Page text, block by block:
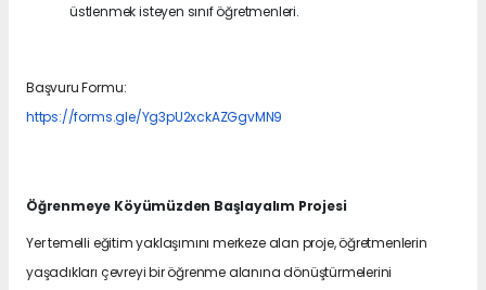
üstlenmek isteyen sınıf öğretmenleri.
Başvuru Formu:
https://forms.gle/Yg3pU2xckAZGgvMN9
Öğrenmeye Köyümüzden Başlayalım Projesi
Yer temelli eğitim yaklaşımını merkeze alan proje, öğretmenlerin
yaşadıkları çevreyi bir öğrenme alanına dönüştürmelerini